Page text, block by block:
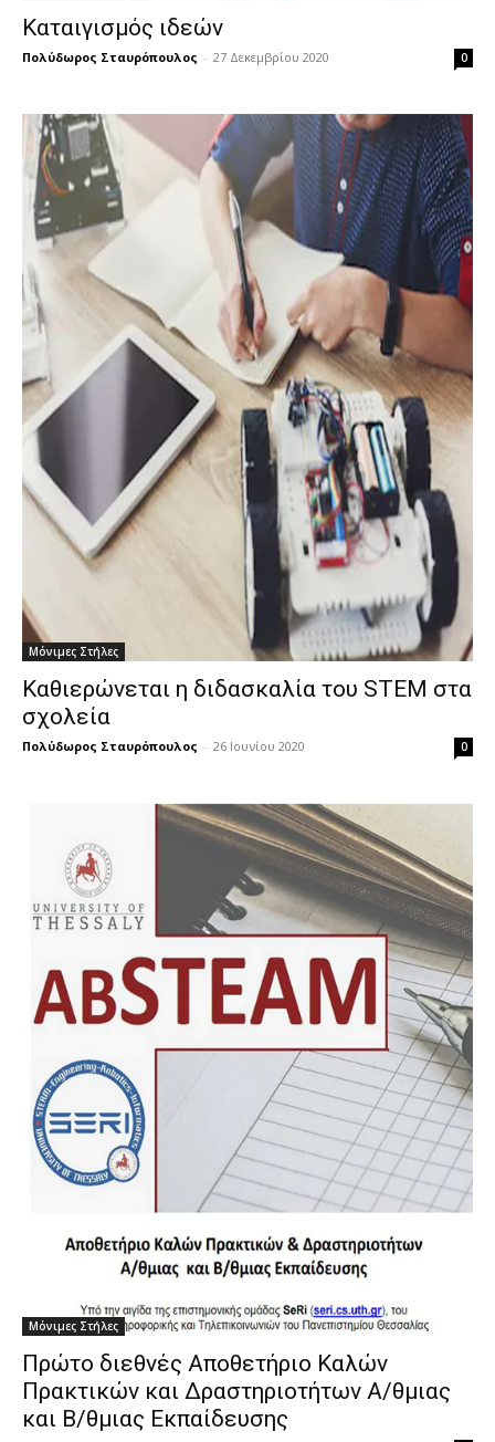
Καταιγισμός ιδεών
Πολύδωρος Σταυρόπουλος - 27 Δεκεμβρίου 2020 0
Μόνιμες Στήλες
Καθιερώνεται η διδασκαλία του STEM στα
σχολεία
Πολύδωρος Σταυρόπουλος - 26 Ιουνίου 2020 0
Μόνιμες Στήλες
Πρώτο διεθνές Αποθετήριο Καλών
Πρακτικών και Δραστηριοτήτων Α/θμιας
και Β/θμιας Εκπαίδευσης